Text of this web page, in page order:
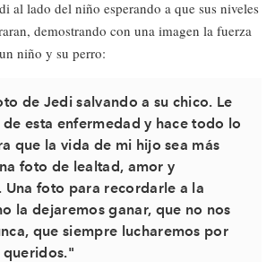
al lado del niño esperando a que sus niveles
demostrando con una imagen la fuerza
niño y su perro:
de Jedi salvando a su chico. Le
esta enfermedad y hace todo lo
que la vida de mi hijo sea más
foto de lealtad, amor y
Una foto para recordarle a la
la dejaremos ganar, que no nos
que siempre lucharemos por
queridos."